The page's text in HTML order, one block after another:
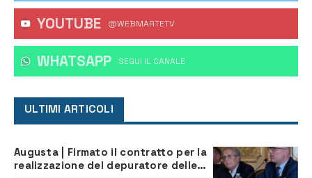
YOUTUBE @WEBMARTETV
WHATSAPP ‎SEGUI IL CANALE
ULTIMI ARTICOLI
Augusta | Firmato il contratto per la
realizzazione del depuratore delle